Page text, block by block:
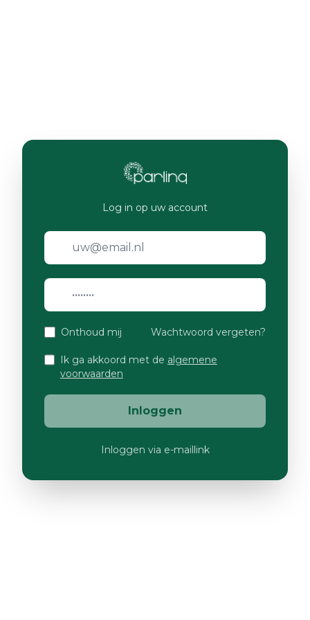
Log in op uw account
Onthoud mij Wachtwoord vergeten?
Ik ga akkoord met de algemene
voorwaarden
Inloggen
Inloggen via e-maillink